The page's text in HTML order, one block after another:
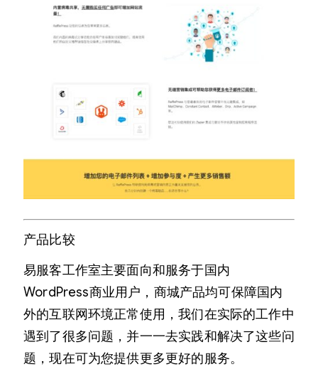
产品比较
易服客工作室主要面向和服务于国内
WordPress商业用户，商城产品均可保障国内
外的互联网环境正常使用，我们在实际的工作中
遇到了很多问题，并一一去实践和解决了这些问
题，现在可为您提供更多更好的服务。